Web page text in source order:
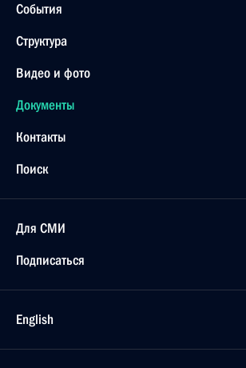
События
Структура
Видео и фото
Документы
Контакты
Поиск
Для СМИ
Подписаться
English